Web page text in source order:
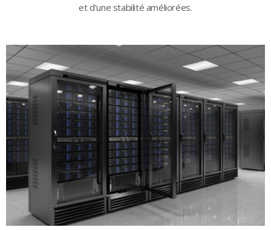
et d’une stabilité améliorées.